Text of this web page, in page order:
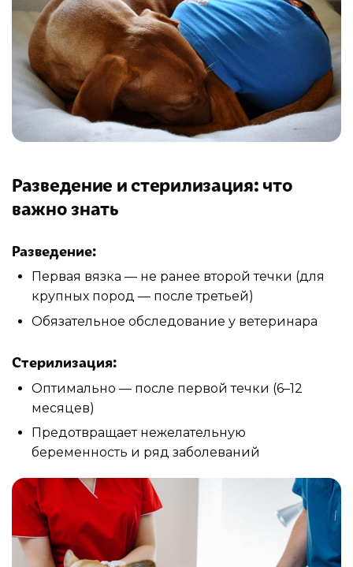
Разведение и стерилизация: что
важно знать
Разведение:
Первая вязка — не ранее второй течки (для
крупных пород — после третьей)
Обязательное обследование у ветеринара
Стерилизация:
Оптимально — после первой течки (6–12
месяцев)
Предотвращает нежелательную
беременность и ряд заболеваний